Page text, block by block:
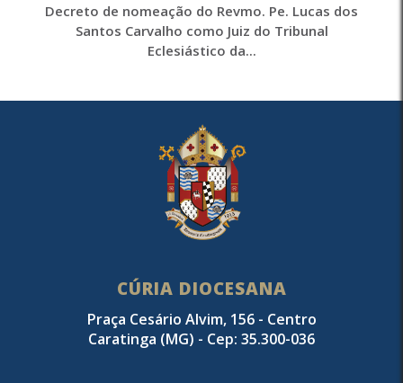
Decreto de nomeação do Revmo. Pe. Lucas dos
Santos Carvalho como Juiz do Tribunal
Eclesiástico da...
CÚRIA DIOCESANA
Praça Cesário Alvim, 156 - Centro
Caratinga (MG) - Cep: 35.300-036